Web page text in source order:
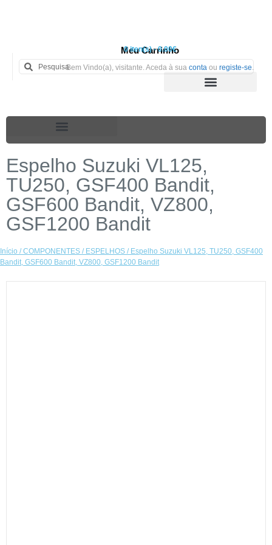
Meu Carrinho
0 iten(s) - 0.00€
Bem Vindo(a), visitante. Aceda à sua conta ou registe-se.
Espelho Suzuki VL125,
TU250, GSF400 Bandit,
GSF600 Bandit, VZ800,
GSF1200 Bandit
Início /COMPONENTES / ESPELHOS / Espelho Suzuki VL125, TU250, GSF400
Bandit, GSF600 Bandit, VZ800, GSF1200 Bandit